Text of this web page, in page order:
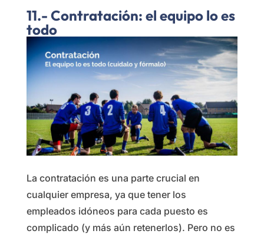
11.- Contratación: el equipo lo es
todo
La contratación es una parte crucial en
cualquier empresa, ya que tener los
empleados idóneos para cada puesto es
complicado (y más aún retenerlos). Pero no es